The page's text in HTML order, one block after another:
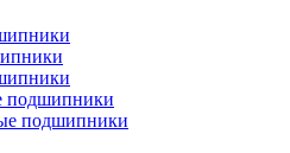
подшипники
подшипники